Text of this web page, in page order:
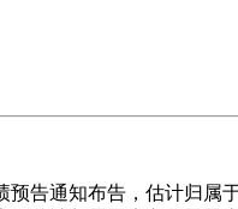
通知布告，估计归属